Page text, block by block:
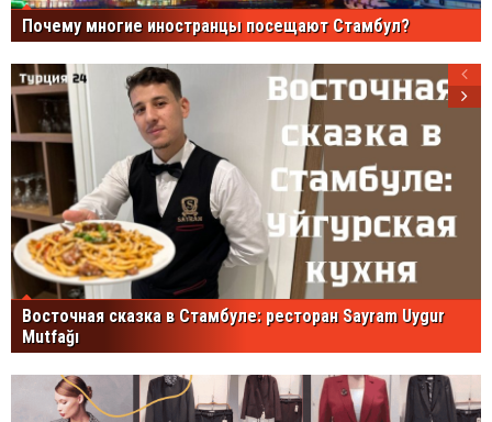
Почему многие иностранцы посещают Стамбул?
Восточная сказка в Стамбуле: ресторан Sayram Uygur
Mutfağı